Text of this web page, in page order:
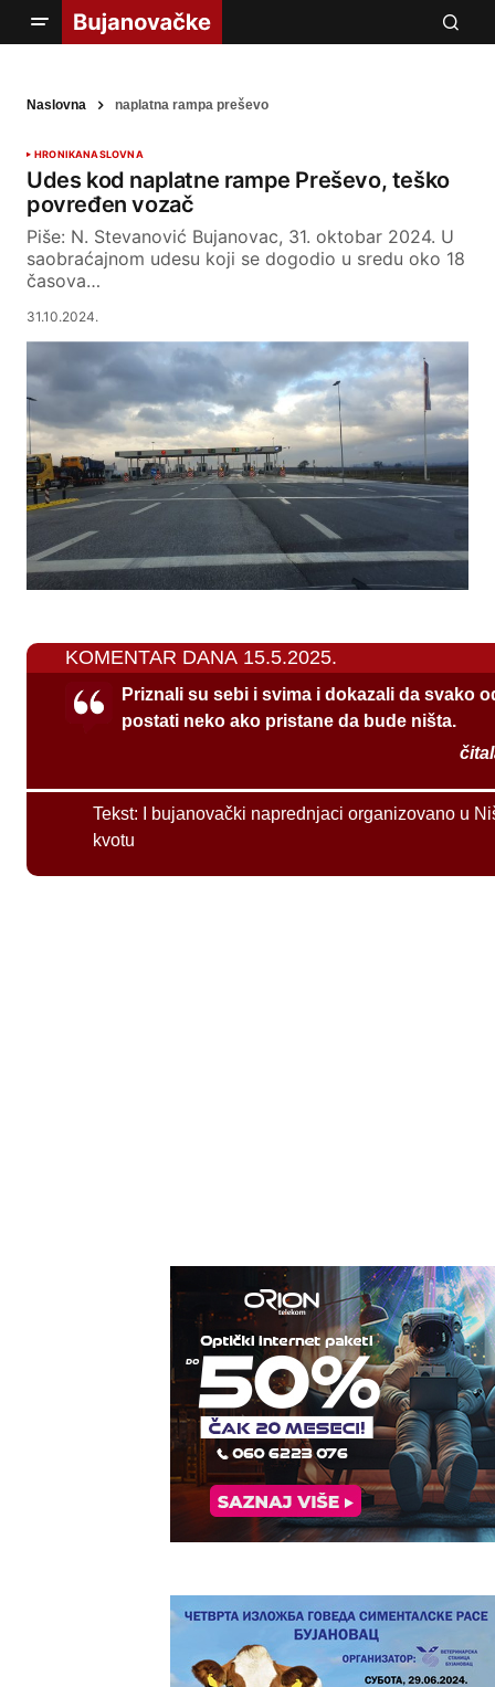
Naslovna naplatna rampa preševo
HRONIKANASLOVNA
Udes kod naplatne rampe Preševo, teško
povređen vozač
Piše: N. Stevanović Bujanovac, 31. oktobar 2024. U
saobraćajnom udesu koji se dogodio u sredu oko 18
časova…
31.10.2024.
KOMENTAR DANA 15.5.2025.
Priznali su sebi i svima i dokazali da svako
postati neko ako pristane da bude ništa.
Tekst:
I bujanovački naprednjaci organizovano u
kvotu